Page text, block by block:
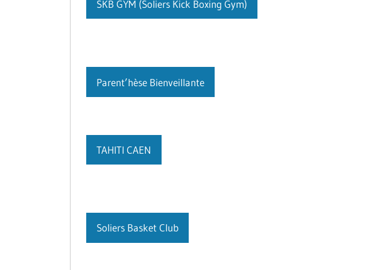
SKB GYM (Soliers Kick Boxing Gym)
Parent’hèse Bienveillante
TAHITI CAEN
Soliers Basket Club